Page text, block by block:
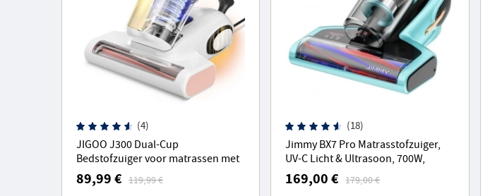
(4)
JIGOO J300 Dual-Cup
Bedstofzuiger voor matrassen met
13KPa zuigkracht, stofmijt sensor,
metalen borstelrol, 55 ℃ hete lucht
89,99 € 119,99 €
(18)
Jimmy BX7 Pro Matrasstofzuiger,
UV-C Licht & Ultrasoon, 700W,
16Kpa Zuigkracht, Stofmijt Sensor -
Blauw
169,00 € 179,00 €